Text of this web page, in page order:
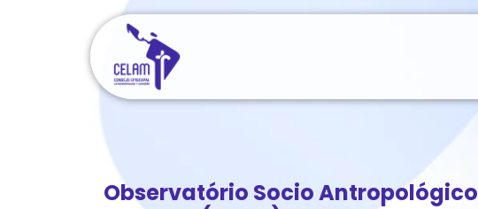
Pular para o conteúdo
Observatório Socio Antropológico